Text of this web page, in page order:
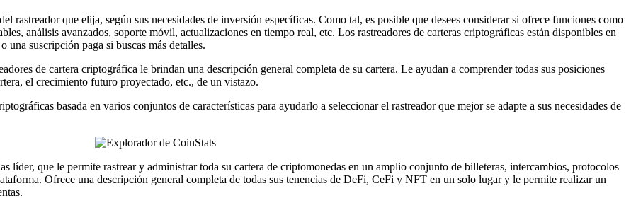
rastreador que elija, según sus necesidades de inversión específicas. Como tal, es posible que desees considerar si ofrece funciones como
análisis avanzados, soporte móvil, actualizaciones en tiempo real, etc. Los rastreadores de carteras criptográficas están disponibles en
suscripción paga si buscas más detalles.
de cartera criptográfica le brindan una descripción general completa de su cartera. Le ayudan a comprender todas sus posiciones
el crecimiento futuro proyectado, etc., de un vistazo.
basada en varios conjuntos de características para ayudarlo a seleccionar el rastreador que mejor se adapte a sus necesidades de
líder, que le permite rastrear y administrar toda su cartera de criptomonedas en un amplio conjunto de billeteras, intercambios, protocolos
Ofrece una descripción general completa de todas sus tenencias de DeFi, CeFi y NFT en un solo lugar y le permite realizar un